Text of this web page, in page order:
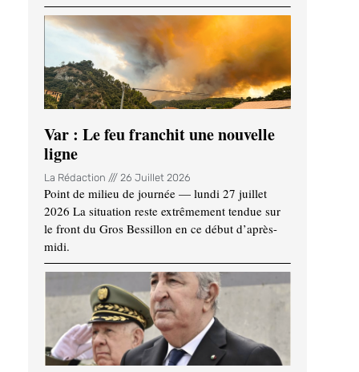
Var : Le feu franchit une nouvelle
ligne
La Rédaction 26 Juillet 2026
Point de milieu de journée — lundi 27 juillet
2026 La situation reste extrêmement tendue sur
le front du Gros Bessillon en ce début d’après-
midi.